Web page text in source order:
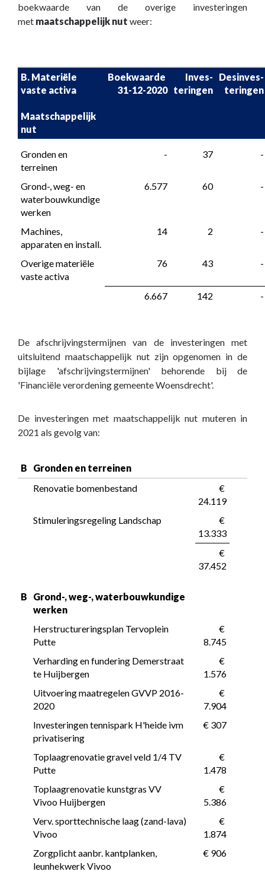
boekwaarde van de overige investeringen
met maatschappelijk nut weer:
B. Materiële
vaste activa
Maatschappelijk
nut
Boekwaarde
31-12-2020
Inves-
teringen
Desinves-
teringen
Gronden en
terreinen
- 37 -
Grond-, weg- en
waterbouwkundige
werken
6.577 60 -
Machines,
apparaten en install.
14 2 -
Overige materiële
vaste activa
76 43 -
6.667 142 -
De afschrijvingstermijnen van de investeringen met
uitsluitend maatschappelijk nut zijn opgenomen in de
bijlage 'afschrijvingstermijnen' behorende bij de
'Financiële verordening gemeente Woensdrecht'.
De investeringen met maatschappelijk nut muteren in
2021 als gevolg van:
B
Gronden en terreinen
Renovatie bomenbestand
24.119
Stimuleringsregeling Landschap
13.333
37.452
B
Grond-, weg-, waterbouwkundige
werken
Herstructureringsplan Tervoplein
Putte
8.745
Verharding en fundering Demerstraat
te Huijbergen
1.576
Uitvoering maatregelen GVVP 2016-
2020
7.904
Investeringen tennispark H'heide ivm
privatisering
€ 307
Toplaagrenovatie gravel veld 1/4 TV
Putte
1.478
Toplaagrenovatie kunstgras VV
Vivoo Huijbergen
5.386
Verv. sporttechnische laag (zand-lava)
Vivoo
1.874
Zorgplicht aanbr. kantplanken,
leunhekwerk Vivoo
€ 906